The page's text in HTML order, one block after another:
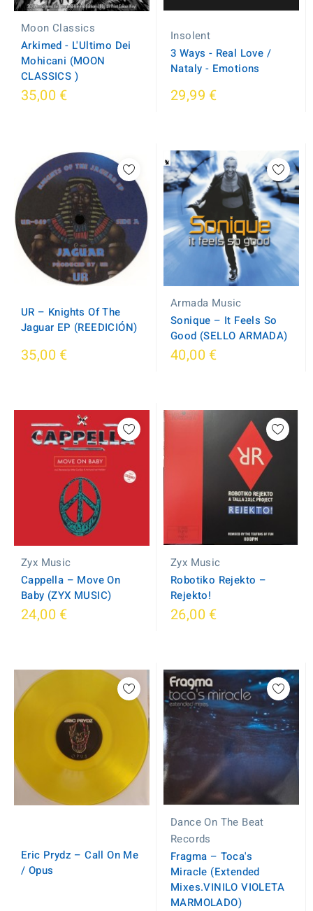
Moon Classics
Arkimed - L'Ultimo Dei
Mohicani (MOON
CLASSICS )
35,00 €
Insolent
3 Ways - Real Love /
Nataly - Emotions
29,99 €
UR ‎– Knights Of The
Jaguar EP (REEDICIÓN)
35,00 €
Armada Music
Sonique – It Feels So
Good (SELLO ARMADA)
40,00 €
Zyx Music
Cappella – Move On
Baby (ZYX MUSIC)
24,00 €
Zyx Music
Robotiko Rejekto ‎–
Rejekto!
26,00 €
Eric Prydz ‎– Call On Me
/ Opus
Dance On The Beat
Records
Fragma – Toca's
Miracle (Extended
Mixes.VINILO VIOLETA
MARMOLADO)